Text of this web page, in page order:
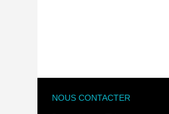
NOUS CONTACTER